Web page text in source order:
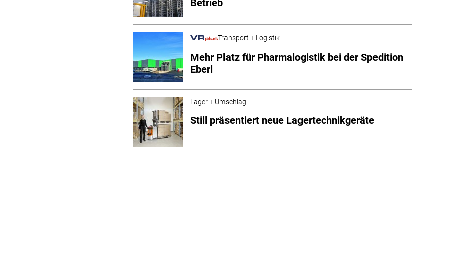
Transport + Logistik
Mehr Platz für Pharmalogistik bei der Spedition
Eberl
Lager + Umschlag
Still präsentiert neue Lagertechnikgeräte